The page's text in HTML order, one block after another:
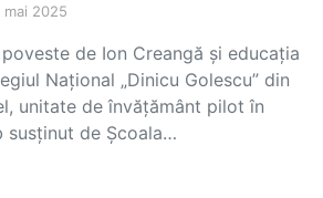
mai 2025
de Ion Creangă și educația
Național „Dinicu Golescu” din
unitate de învățământ pilot în
susținut de Școala…